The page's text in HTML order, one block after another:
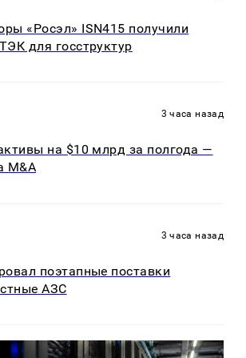
«Росэл» ISN415 получили
для госструктур
3 часа назад
на $10 млрд за полгода —
M&A
3 часа назад
поэтапные поставки
АЗС